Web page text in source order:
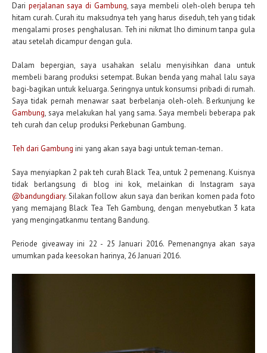
Dari perjalanan saya di Gambung, saya membeli oleh-oleh berupa teh
hitam curah. Curah itu maksudnya teh yang harus diseduh, teh yang tidak
mengalami proses penghalusan. Teh ini nikmat lho diminum tanpa gula
atau setelah dicampur dengan gula.
Dalam bepergian, saya usahakan selalu menyisihkan dana untuk
membeli barang produksi setempat. Bukan benda yang mahal lalu saya
bagi-bagikan untuk keluarga. Seringnya untuk konsumsi pribadi di rumah.
Saya tidak pernah menawar saat berbelanja oleh-oleh. Berkunjung ke
Gambung, saya melakukan hal yang sama. Saya membeli beberapa pak
teh curah dan celup produksi Perkebunan Gambung.
Teh dari Gambung ini yang akan saya bagi untuk teman-teman.
Saya menyiapkan 2 pak teh curah Black Tea, untuk 2 pemenang. Kuisnya
tidak berlangsung di blog ini kok, melainkan di Instagram saya
@bandungdiary. Silakan follow akun saya dan berikan komen pada foto
yang memajang Black Tea Teh Gambung, dengan menyebutkan 3 kata
yang mengingatkanmu tentang Bandung.
Periode giveaway ini 22 - 25 Januari 2016. Pemenangnya akan saya
umumkan pada keesokan harinya, 26 Januari 2016.